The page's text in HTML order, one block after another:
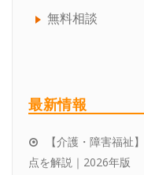
就業規則の作
介護職員等処
パートナーを
共同生活援助
失敗しない！
行業者の選び方
代表プロフィ
アクセス
お客様の声
無料相談
最新情報
【介護・障害福祉
点を解説｜2026年版